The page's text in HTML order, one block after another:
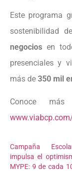
Este programa
sostenibilidad
negocios en
presenciales y
más de 350 mil
Conoce
Campaña
impulsa el
MYPE: 9 de cada